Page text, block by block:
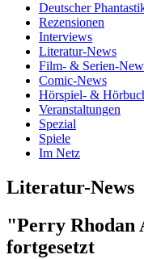
Deutscher
Rezensionen
Interviews
Literatur-News
Film- & Serien-
Comic-News
Hörspiel- &
Veranstaltungen
Spezial
Spiele
Im Netz
Literatur-News
"Perry
fortgesetzt